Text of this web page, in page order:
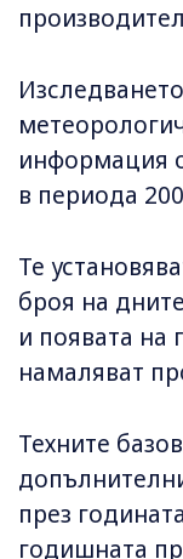
информация
в периода
Те
броя на
и появата на
намаляват
Техните
през
годишната